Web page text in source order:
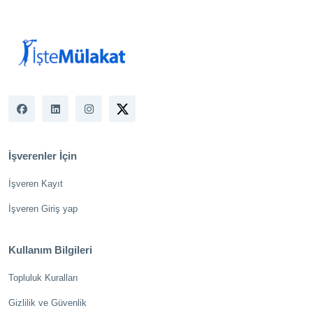
İşverenler İçin
İşveren Kayıt
İşveren Giriş yap
Kullanım Bilgileri
Topluluk Kuralları
Gizlilik ve Güvenlik